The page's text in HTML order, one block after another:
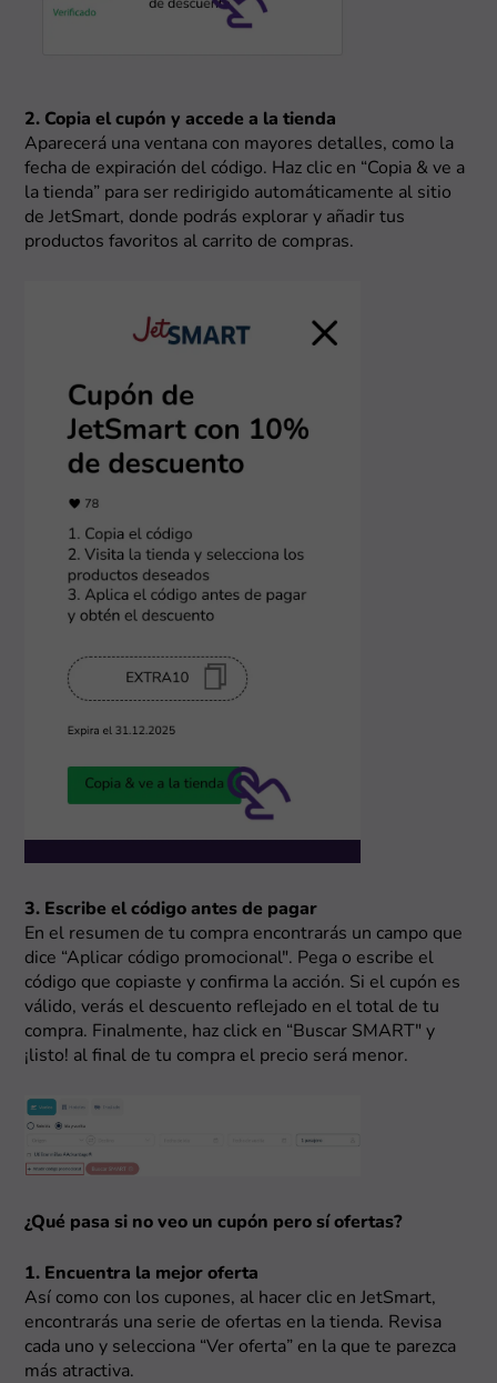
2. Copia el cupón y accede a la tienda
Aparecerá una ventana con mayores detalles, como la
fecha de expiración del código. Haz clic en “Copia & ve a
la tienda” para ser redirigido automáticamente al sitio
de JetSmart, donde podrás explorar y añadir tus
productos favoritos al carrito de compras.
3. Escribe el código antes de pagar
En el resumen de tu compra encontrarás un campo que
dice “Aplicar código promocional". Pega o escribe el
código que copiaste y confirma la acción. Si el cupón es
válido, verás el descuento reflejado en el total de tu
compra. Finalmente, haz click en “Buscar SMART" y
¡listo! al final de tu compra el precio será menor.
¿Qué pasa si no veo un cupón pero sí ofertas?
1. Encuentra la mejor oferta
Así como con los cupones, al hacer clic en JetSmart,
encontrarás una serie de ofertas en la tienda. Revisa
cada uno y selecciona “Ver oferta” en la que te parezca
más atractiva.